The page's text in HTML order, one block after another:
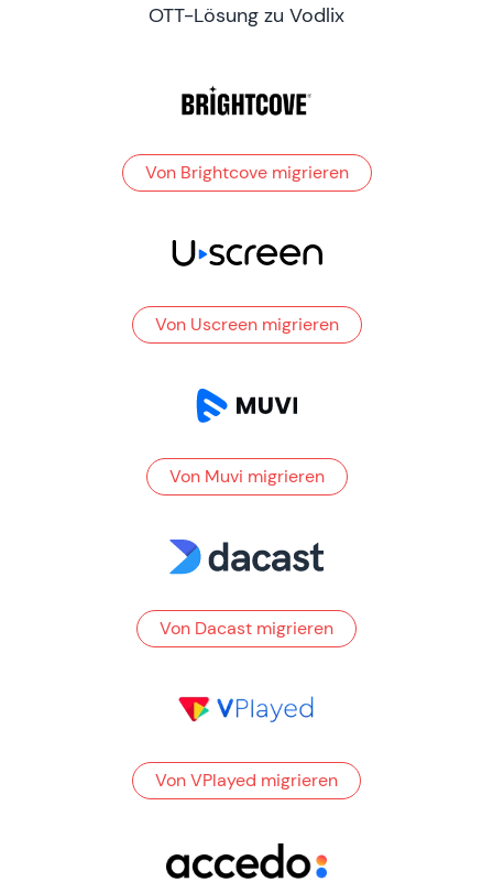
OTT-Lösung zu Vodlix
Von Brightcove migrieren
Von Uscreen migrieren
Von Muvi migrieren
Von Dacast migrieren
Von VPlayed migrieren